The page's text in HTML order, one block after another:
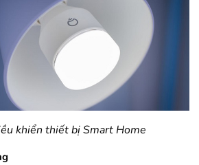
khiển thiết bị Smart Home